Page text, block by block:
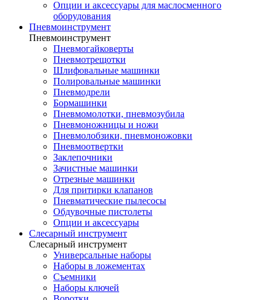
Опции и аксессуары для маслосменного
оборудования
Пневмоинструмент
Пневмоинструмент
Пневмогайковерты
Пневмотрещотки
Шлифовальные машинки
Полировальные машинки
Пневмодрели
Бормашинки
Пневмомолотки, пневмозубила
Пневмоножницы и ножи
Пневмолобзики, пневмоножовки
Пневмоотвертки
Заклепочники
Зачистные машинки
Отрезные машинки
Для притирки клапанов
Пневматические пылесосы
Обдувочные пистолеты
Опции и аксессуары
Слесарный инструмент
Слесарный инструмент
Универсальные наборы
Наборы в ложементах
Съемники
Наборы ключей